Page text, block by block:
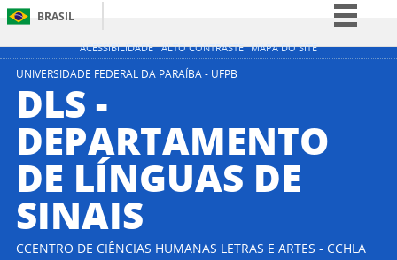
ACESSIBILIDADE ALTO CONTRASTE MAPA DO SITE
BRASIL
Simplifique!
Acesso à informação
Legislação
Canais
UNIVERSIDADE FEDERAL DA PARAÍBA - UFPB
DLS -
DEPARTAMENTO
DE LÍNGUAS DE
SINAIS
CCENTRO DE CIÊNCIAS HUMANAS LETRAS E ARTES - CCHLA